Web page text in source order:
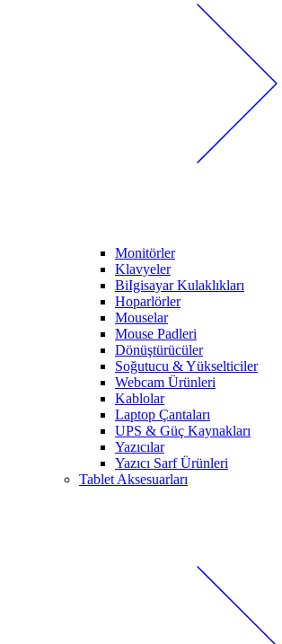
Monitörler
Klavyeler
BiIgisayar Kulaklıkları
Hoparlörler
Mouselar
Mouse Padleri
Dönüştürücüler
Soğutucu & Yükselticiler
Webcam Ürünleri
Kablolar
Laptop Çantaları
UPS & Güç Kaynakları
Yazıcılar
Yazıcı Sarf Ürünleri
Tablet Aksesuarları